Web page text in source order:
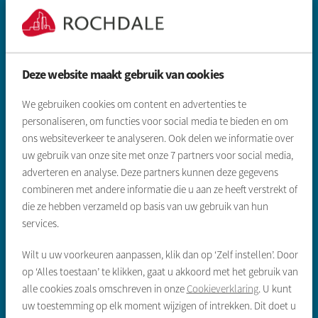
Deze website maakt gebruik van cookies
We gebruiken cookies om content en advertenties te
personaliseren, om functies voor social media te bieden en om
ons websiteverkeer te analyseren. Ook delen we informatie over
uw gebruik van onze site met onze7 partners voor social media,
adverteren en analyse. Deze partners kunnen deze gegevens
combineren met andere informatie die u aan ze heeft verstrekt of
die ze hebben verzameld op basis van uw gebruik van hun
services.
Wilt u uw voorkeuren aanpassen, klik dan op ‘Zelf instellen’. Door
op ‘Alles toestaan’ te klikken, gaat u akkoord met het gebruik van
alle cookies zoals omschreven in onze Cookieverklaring. U kunt
uw toestemming op elk moment wijzigen of intrekken. Dit doet u
Zoeken & aanbod
Sociale huurwoning
Vrije sector huurwoning
Koopwoningen
Gegevens inleveren sociale huur
Direct regelen
Reparatie melden
Huur opzeggen